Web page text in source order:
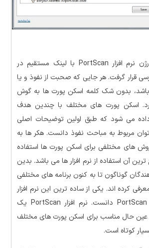
دانلود آخرین ورژن نرم افزار PortScan با لینک مستقیم در
قرار گرفت. هر جایی که صحبت از نفوذ و یا
بدون شک کلمه اسکن پورت ها به گوش
اسکن پورت های مختلف با چندین هدف
می شود که طبق اولین توضیحات اصلی
مربوط به مباحث نفوذ دانست. هکر ها به
های مختلفی برای اسکن پورت ها استفاده
آن استفاده از نرم افزار ها می باشد. بدین
گوناگون تا به کنون برنامه های مختلفی
کرده اند. یکی از ساده ترین این نرم افزار
ها را می توان PortScan دانست. نرم افزار PortScan یک
عین حال مناسب برای اسکن پورت های مختلف
کوتاه است.